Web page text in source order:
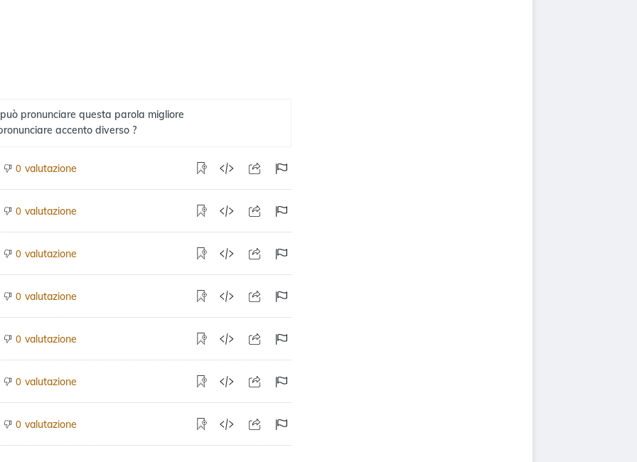
pronunciare questa parola migliore
accento diverso ?
0 valutazione
0 valutazione
0 valutazione
0 valutazione
0 valutazione
0 valutazione
0 valutazione